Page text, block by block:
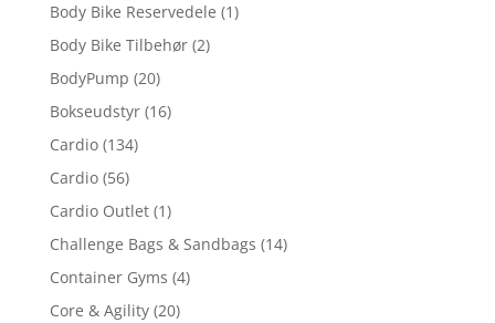
Body Bike Reservedele (1)
Body Bike Tilbehør (2)
BodyPump (20)
Bokseudstyr (16)
Cardio (134)
Cardio (56)
Cardio Outlet (1)
Challenge Bags & Sandbags (14)
Container Gyms (4)
Core & Agility (20)